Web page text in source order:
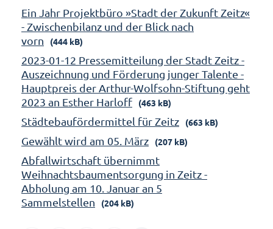
Ein Jahr Projektbüro »Stadt der Zukunft Zeitz«
- Zwischenbilanz und der Blick nach
vorn
(444 kB)
2023-01-12 Pressemitteilung der Stadt Zeitz -
Auszeichnung und Förderung junger Talente -
Hauptpreis der Arthur-Wolfsohn-Stiftung geht
2023 an Esther Harloff
(463 kB)
Städtebaufördermittel für Zeitz (663 kB)
Gewählt wird am 05. März (207 kB)
Abfallwirtschaft übernimmt
Weihnachtsbaumentsorgung in Zeitz -
Abholung am 10. Januar an 5
Sammelstellen
(204 kB)